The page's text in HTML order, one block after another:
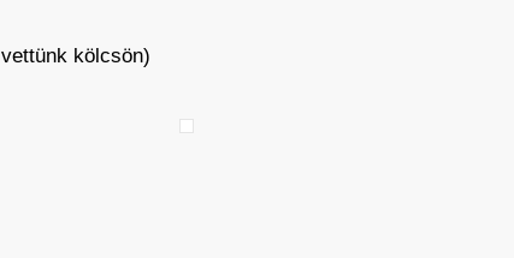
vettünk kölcsön)